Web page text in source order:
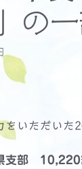
の
をいただいた
支部 10,220